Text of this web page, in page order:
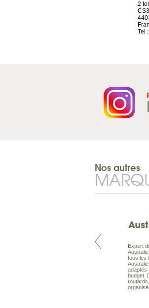
2
Tel
Nos autres
Pacifique à la carte est le spécialiste
Expert
tous les
adaptés
budget.